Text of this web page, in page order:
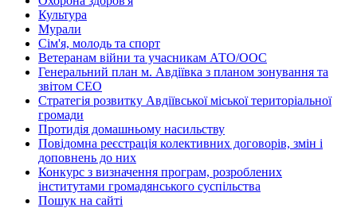
Культура
Мурали
Сім'я, молодь та спорт
Ветеранам війни та учасникам АТО/ООС
Генеральний план м. Авдіївка з планом зонування та
звітом СЕО
Стратегія розвитку Авдіївської міської територіальної
громади
Протидія домашньому насильству
Повідомна реєстрація колективних договорів, змін і
доповнень до них
Конкурс з визначення програм, розроблених
інститутами громадянського суспільства
Пошук на сайті